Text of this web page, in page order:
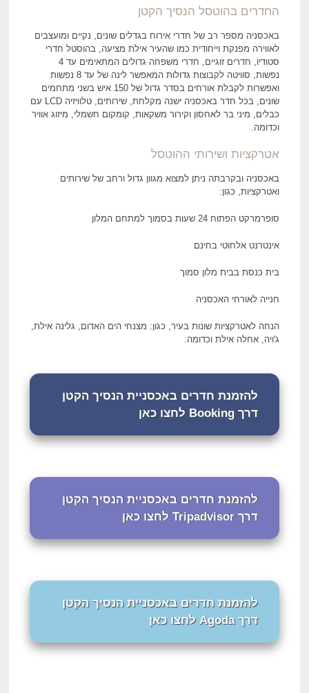
החדרים בהוטסל הנסיך הקטן
באכסניה מספר רב של חדרי אירוח בגדלים שונים, נקיים ומועצבים
לאווירה מפנקת וייחודית כמו שהעיר אילת מציעה, בהוסטל חדרי
סטודיו, חדרים זוגיים, חדרי משפחה גדולים המתאימים עד 4
נפשות, סוויטה לקבוצות גדולות המאפשר לינה של עד 8 נפשות
ואפשרות לקבלת אורחים בסדר גדול של 150 איש בשני מתחמים
שונים, בכל חדר באכסניה ישנה מקלחת, שירותים, טלוויזיה LCD עם
כבלים, מיני בר לאחסון וקירור משקאות, קומקום חשמלי, מיזוג אוויר
וכדומה.
אטרקציות ושירותי ההוטסל
באכסניה ובקרבתה ניתן למצוא מגוון גדול ורחב של שירותים
ואטרקציות, כגון:
סופרמרקט הפתוח 24 שעות בסמוך למתחם המלון
אינטרנט אלחוטי בחינם
בית כנסת בבית מלון סמוך
חנייה לאורחי האכסניה
הנחה לאטרקציות שונות בעיר, כגון: מצנחי הים האדום, גלינה אילת,
ג'ויה, אחלה אילת וכדומה.
להזמנת חדרים באכסניית הנסיך הקטן
דרך Booking לחצו כאן
להזמנת חדרים באכסניית הנסיך הקטן
דרך Tripadvisor לחצו כאן
להזמנת חדרים באכסניית הנסיך הקטן
דרך Agoda לחצו כאן